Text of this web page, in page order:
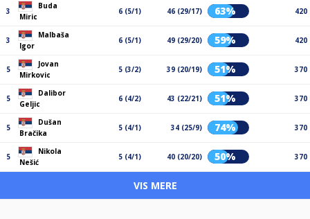
3
Buda
Miric
6 (5/1) 46 (29/17) 63% 420
3
Malbaša
Igor
6 (5/1) 49 (29/20) 59% 420
5
Jovan
Mirkovic
5 (3/2) 39 (20/19) 51% 370
5
Dalibor
Geljic
6 (4/2) 43 (22/21) 51% 370
5
Dušan
Bračika
5 (4/1) 34 (25/9) 74% 370
5
Nikola
Nešić
5 (4/1) 40 (20/20) 50% 370
VIS MERE